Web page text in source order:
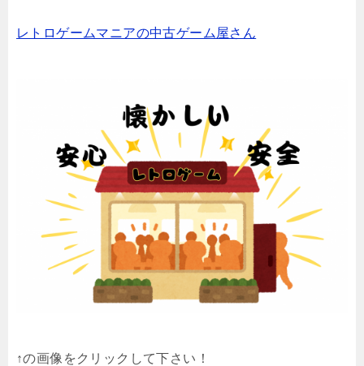
レトロゲームマニアの中古ゲーム屋さん
↑の画像をクリックして下さい！